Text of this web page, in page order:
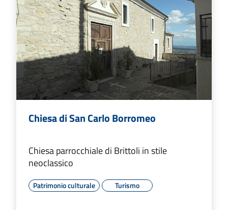
Chiesa di San Carlo Borromeo
Chiesa parrocchiale di Brittoli in stile
neoclassico
Patrimonio culturale Turismo